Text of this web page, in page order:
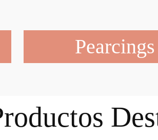
Pearcings